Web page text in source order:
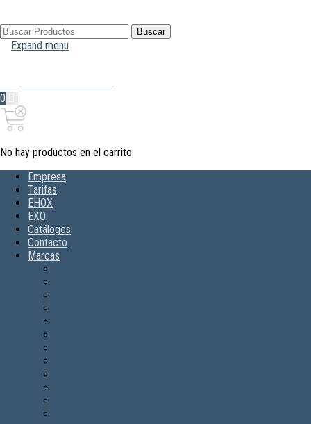
Buscar
por:
Buscar
Expand menu
0
No hay productos en el carrito
Empresa
Tarifas
EHOX
EXO
Catálogos
Contacto
Marcas